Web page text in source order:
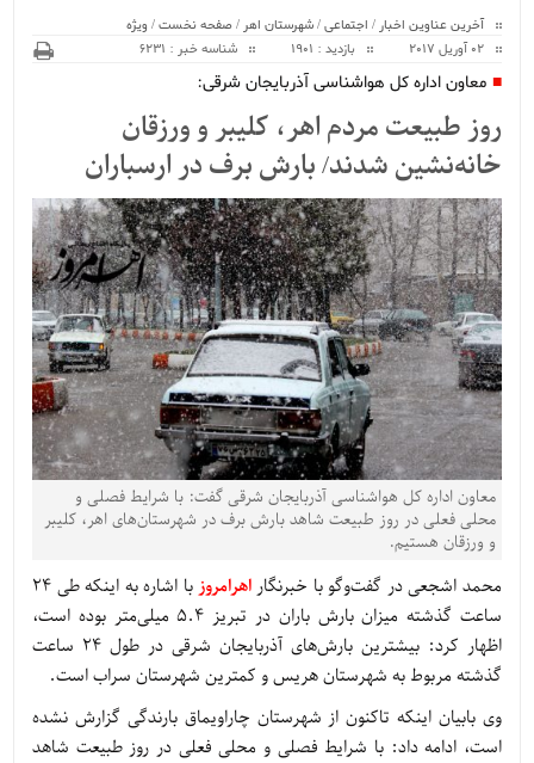
آخرین عناوین اخبار / اجتماعی/شهرستان اهر /صفحه نخست/ ویژه
02 آوریل 2017
بازدید : 1901 شناسه خبر : 6231
معاون اداره کل هواشناسی آذربایجان شرقی:
روز طبیعت مردم اهر، کلیبر و ورزقان
خانه‌نشین شدند/ بارش برف در ارسباران
معاون اداره کل هواشناسی آذربایجان شرقی گفت: با شرایط فصلی و
محلی فعلی در روز طبیعت شاهد بارش برف در شهرستان‌های اهر، کلیبر
و ورزقان هستیم.
محمد اشجعی در گفت‌وگو با خبرنگار اهرامروز
با اشاره به اینکه طی 24
ساعت گذشته میزان بارش باران در تبریز 5.4 میلی‌متر بوده است،
اظهار کرد: بیشترین بارش‌های آذربایجان شرقی در طول 24 ساعت
گذشته مربوط به شهرستان هریس و کمترین شهرستان سراب است.
وی بابیان اینکه تاکنون از شهرستان چاراویماق بارندگی گزارش نشده
است، ادامه داد: با شرایط فصلی و محلی فعلی در روز طبیعت شاهد